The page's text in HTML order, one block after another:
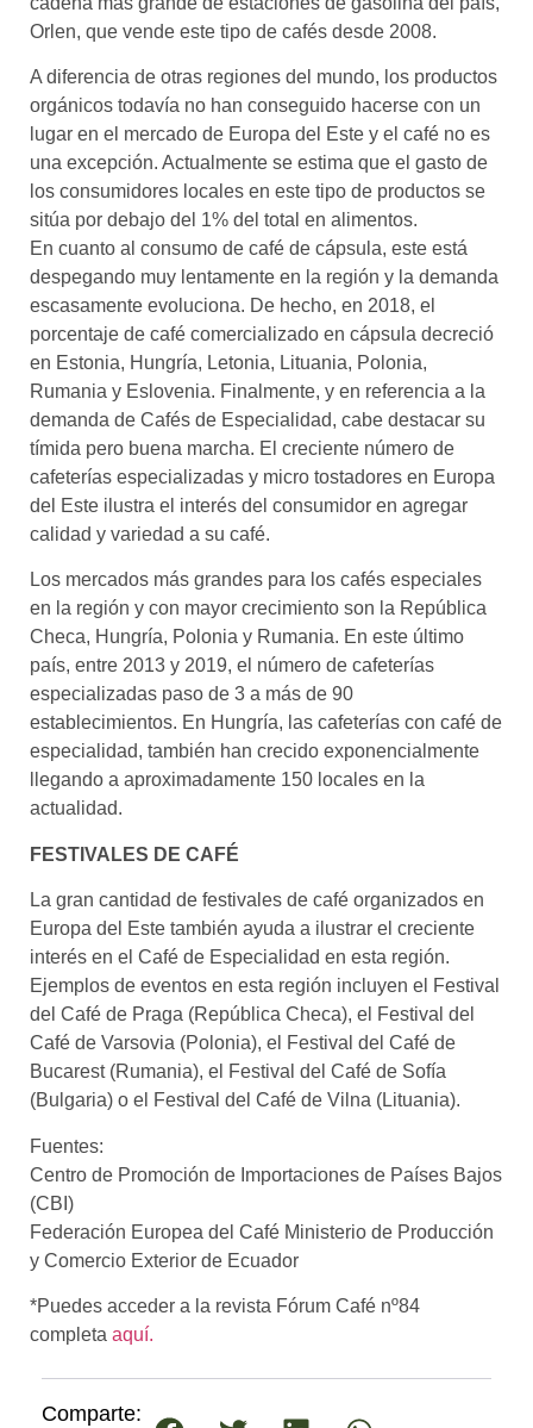
Orlen, que vende este tipo de cafés desde 2008.
A diferencia de otras regiones del mundo, los productos
orgánicos todavía no han conseguido hacerse con un
lugar en el mercado de Europa del Este y el café no es
una excepción. Actualmente se estima que el gasto de
los consumidores locales en este tipo de productos se
sitúa por debajo del 1% del total en alimentos.
En cuanto al consumo de café de cápsula, este está
despegando muy lentamente en la región y la demanda
escasamente evoluciona. De hecho, en 2018, el
porcentaje de café comercializado en cápsula decreció
en Estonia, Hungría, Letonia, Lituania, Polonia,
Rumania y Eslovenia. Finalmente, y en referencia a la
demanda de Cafés de Especialidad, cabe destacar su
tímida pero buena marcha. El creciente número de
cafeterías especializadas y micro tostadores en Europa
del Este ilustra el interés del consumidor en agregar
calidad y variedad a su café.
Los mercados más grandes para los cafés especiales
en la región y con mayor crecimiento son la República
Checa, Hungría, Polonia y Rumania. En este último
país, entre 2013 y 2019, el número de cafeterías
especializadas paso de 3 a más de 90
establecimientos. En Hungría, las cafeterías con café de
especialidad, también han crecido exponencialmente
llegando a aproximadamente 150 locales en la
actualidad.
FESTIVALES DE CAFÉ
La gran cantidad de festivales de café organizados en
Europa del Este también ayuda a ilustrar el creciente
interés en el Café de Especialidad en esta región.
Ejemplos de eventos en esta región incluyen el Festival
del Café de Praga (República Checa), el Festival del
Café de Varsovia (Polonia), el Festival del Café de
Bucarest (Rumania), el Festival del Café de Sofía
(Bulgaria) o el Festival del Café de Vilna (Lituania).
Fuentes:
Centro de Promoción de Importaciones de Países Bajos
(CBI)
Federación Europea del Café Ministerio de Producción
y Comercio Exterior de Ecuador
*Puedes acceder a la revista Fórum Café nº84
completa aquí.
Comparte: